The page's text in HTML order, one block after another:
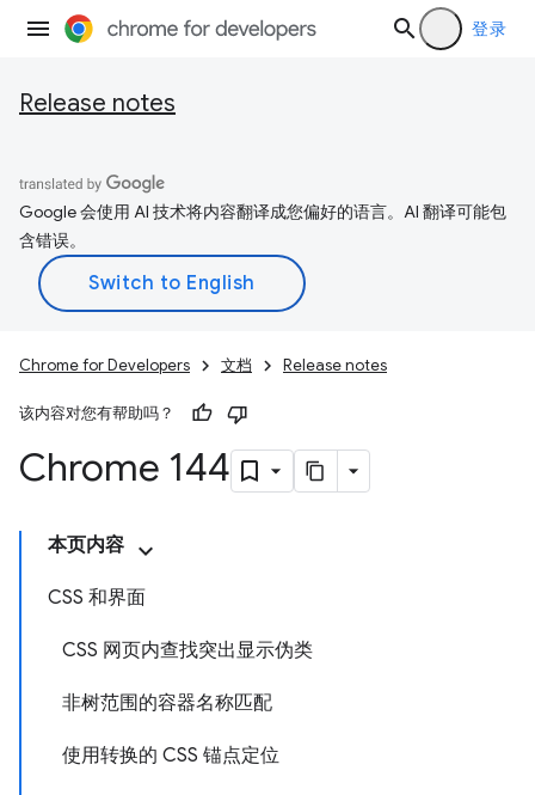
登录
Release notes
Google 会使用 AI 技术将内容翻译成您偏好的语言。AI 翻译可能包
含错误。
Chrome for Developers 文档 Release notes
该内容对您有帮助吗？
Chrome 144
本页内容
CSS 和界面
CSS 网页内查找突出显示伪类
非树范围的容器名称匹配
使用转换的 CSS 锚点定位